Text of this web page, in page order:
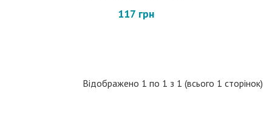
117 грн
Відображено 1 по 1 з 1 (всього 1 сторінок)